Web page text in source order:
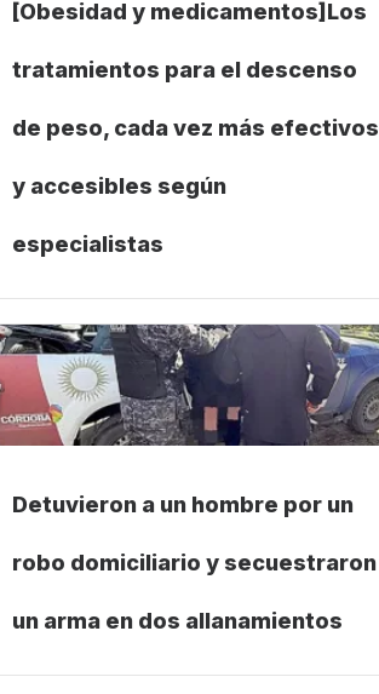
[Obesidad y medicamentos]Los
tratamientos para el descenso
de peso, cada vez más efectivos
y accesibles según
especialistas
Detuvieron a un hombre por un
robo domiciliario y secuestraron
un arma en dos allanamientos